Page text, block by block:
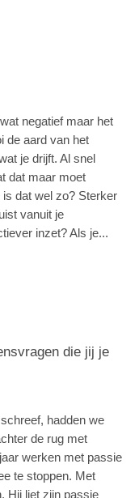
negatief maar het
de aard van het
je drijft. Al snel
dat maar moet
dat wel zo? Sterker
vanuit je
inzet? Als je...
die jij je
hadden we
de rug met
werken met passie
te stoppen. Met
Hij liet zijn passie